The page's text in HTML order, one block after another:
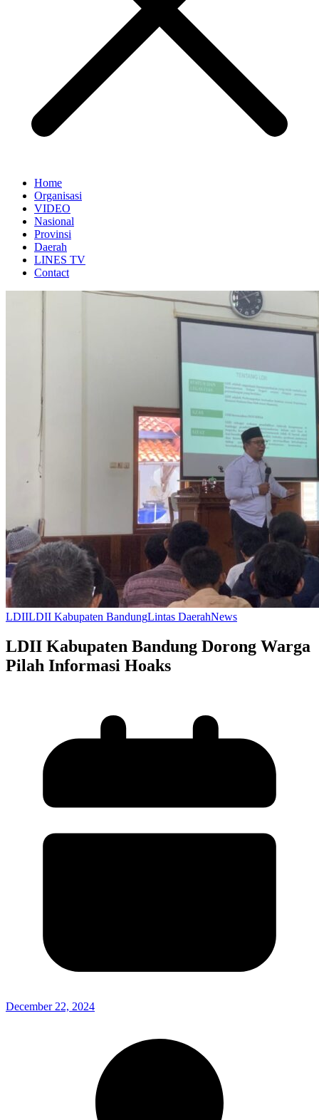
Home
Organisasi
VIDEO
Nasional
Provinsi
Daerah
LINES TV
Contact
LDIILDII Kabupaten BandungLintas DaerahNews
LDII Kabupaten Bandung Dorong Warga
Pilah Informasi Hoaks
December 22, 2024